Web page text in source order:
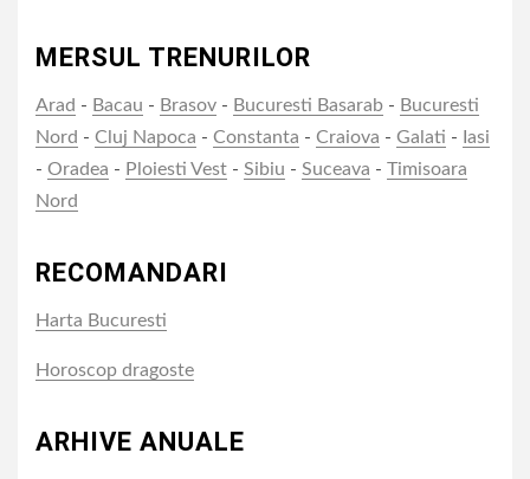
MERSUL TRENURILOR
Arad - Bacau - Brasov - Bucuresti Basarab - Bucuresti
Nord - Cluj Napoca - Constanta - Craiova - Galati - Iasi
- Oradea - Ploiesti Vest - Sibiu - Suceava - Timisoara
Nord
RECOMANDARI
Harta Bucuresti
Horoscop dragoste
ARHIVE ANUALE